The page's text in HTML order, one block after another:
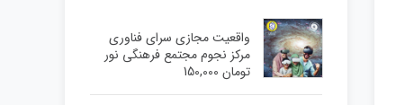
واقعیت مجازی سرای فناوری
مرکز نجوم مجتمع فرهنگی نور
تومان